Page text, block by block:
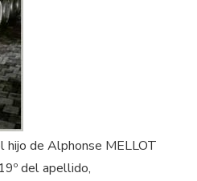
hijo de Alphonse MELLOT
del apellido,